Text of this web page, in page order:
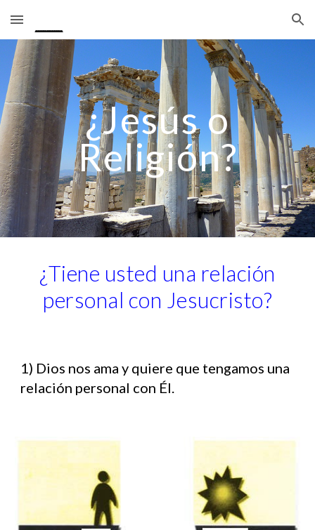
Skip to main content Skip to navigation
¿Jesús o
Religión?
¿Tiene usted una relación
personal con Jesucristo?
1) Dios nos ama y quiere que tengamos una
relación personal con Él.